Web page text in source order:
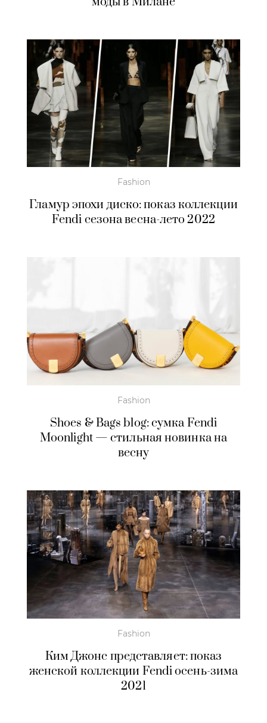
Fashion
Гламур эпохи диско: показ коллекции
Fendi сезона весна-лето 2022
Fashion
Shoes & Bags blog: сумка Fendi
Moonlight — стильная новинка на
весну
Fashion
Ким Джонс представляет: показ
женской коллекции Fendi осень-зима
2021